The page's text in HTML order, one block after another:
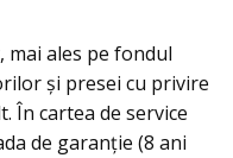
mai ales pe fondul
și presei cu privire
În cartea de service
de garanție (8 ani